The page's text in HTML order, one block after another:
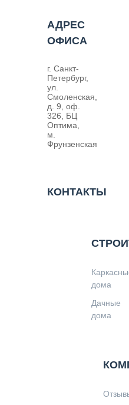
АДРЕС
ОФИСА
г. Санкт-
Петербург,
ул.
Смоленская,
д. 9, оф.
326, БЦ
Оптима,
м.
Фрунзенская
КОНТАКТЫ
дома
Дачные
дома